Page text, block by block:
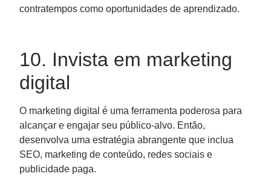
contratempos como oportunidades de aprendizado.
10. Invista em marketing
digital
O marketing digital é uma ferramenta poderosa para
alcançar e engajar seu público-alvo. Então,
desenvolva uma estratégia abrangente que inclua
SEO, marketing de conteúdo, redes sociais e
publicidade paga.